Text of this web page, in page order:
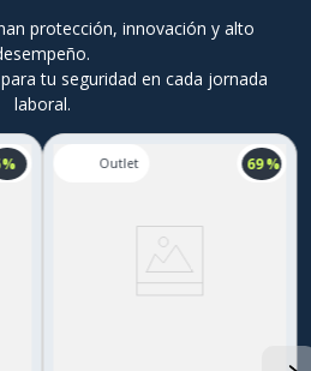
protección, innovación y alto
tu seguridad en cada jornada
laboral.
% 69 %